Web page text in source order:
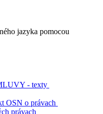
jazyka pomocou
- texty
OSN o právach
právach